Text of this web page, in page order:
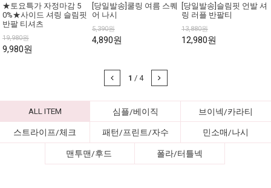
★토요특가 자정마감 5
0%★사이드 셔링 슬림핏
반팔 티셔츠
19,980원
9,980원
[당일발송]쿨링 여름 스퀘
어 나시
5,390원
4,890원
[당일발송]슬림핏 언발 셔
링 러플 반팔티
13,880원
12,980원
1 / 4
ALL ITEM 심플/베이직 브이넥/카라티
스트라이프/체크 패턴/프린트/자수 민소매/나시
맨투맨/후드 폴라/터틀넥